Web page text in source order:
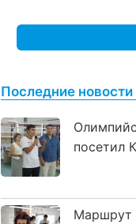
Последние новости
посетил
Маршрут